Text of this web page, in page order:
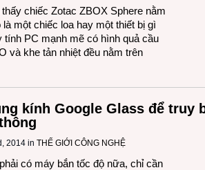
chiếc Zotac ZBOX Sphere nằm
một chiếc loa hay một thiết bị gì
tính PC mạnh mẽ có hình quả cầu
và khe tản nhiệt đều nằm trên
kính Google Glass để truy
2014 in THẾ GIỚI CÔNG NGHỆ
có máy bắn tốc độ nữa, chỉ cần